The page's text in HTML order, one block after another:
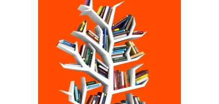
3C家電
男裝 化妝保養
電子/紙本書
HOT